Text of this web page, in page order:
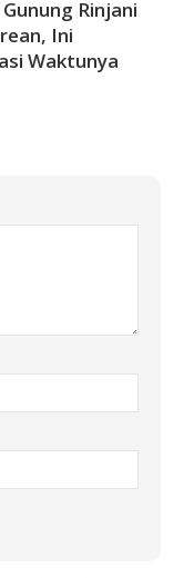
Rinjani
Ini
Waktunya